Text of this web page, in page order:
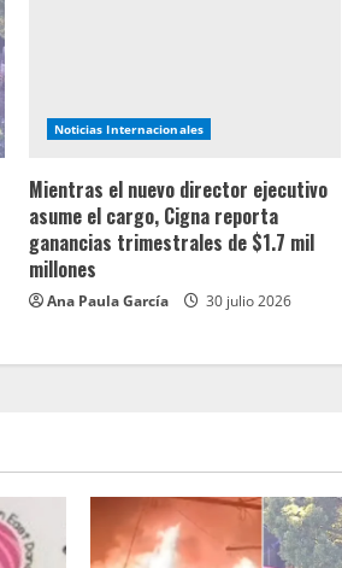
Noticias Internacionales
Mientras el nuevo director ejecutivo
asume el cargo, Cigna reporta
ganancias trimestrales de $1.7 mil
millones
Ana Paula García 30 julio 2026